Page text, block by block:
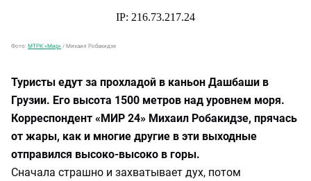
Фото: МТРК «Мир» / Михаил Робакидзе
Туристы едут за прохладой в каньон Дашбаши в
Грузии. Его высота 1500 метров над уровнем моря.
Корреспондент «МИР 24» Михаил Робакидзе, прячась
от жары, как и многие другие в эти выходные
отправился высоко-высоко в горы.
Сначала страшно и захватывает дух, потом